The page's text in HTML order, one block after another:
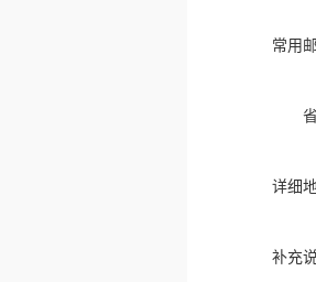
常用
详细
补充